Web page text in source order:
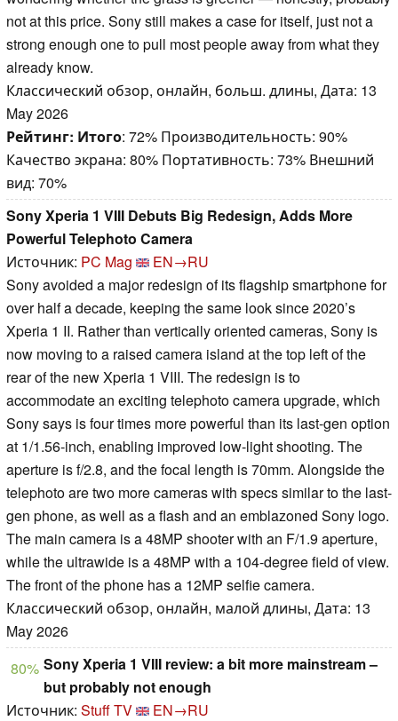
not at this price. Sony still makes a case for itself, just not a
strong enough one to pull most people away from what they
already know.
Классический обзор, онлайн, больш. длины, Дата: 13
May 2026
Рейтинг: Итого: 72% Производительность: 90%
Качество экрана: 80% Портативность: 73% Внешний
вид: 70%
Sony Xperia 1 VIII Debuts Big Redesign, Adds More
Powerful Telephoto Camera
Источник: PC Mag
EN→RU
Sony avoided a major redesign of its flagship smartphone for
over half a decade, keeping the same look since 2020’s
Xperia 1 II. Rather than vertically oriented cameras, Sony is
now moving to a raised camera island at the top left of the
rear of the new Xperia 1 VIII. The redesign is to
accommodate an exciting telephoto camera upgrade, which
Sony says is four times more powerful than its last-gen option
at 1/1.56-inch, enabling improved low-light shooting. The
aperture is f/2.8, and the focal length is 70mm. Alongside the
telephoto are two more cameras with specs similar to the last-
gen phone, as well as a flash and an emblazoned Sony logo.
The main camera is a 48MP shooter with an F/1.9 aperture,
while the ultrawide is a 48MP with a 104-degree field of view.
The front of the phone has a 12MP selfie camera.
Классический обзор, онлайн, малой длины, Дата: 13
May 2026
80% Sony Xperia 1 VIII review: a bit more mainstream –
but probably not enough
Источник: Stuff TV
EN→RU